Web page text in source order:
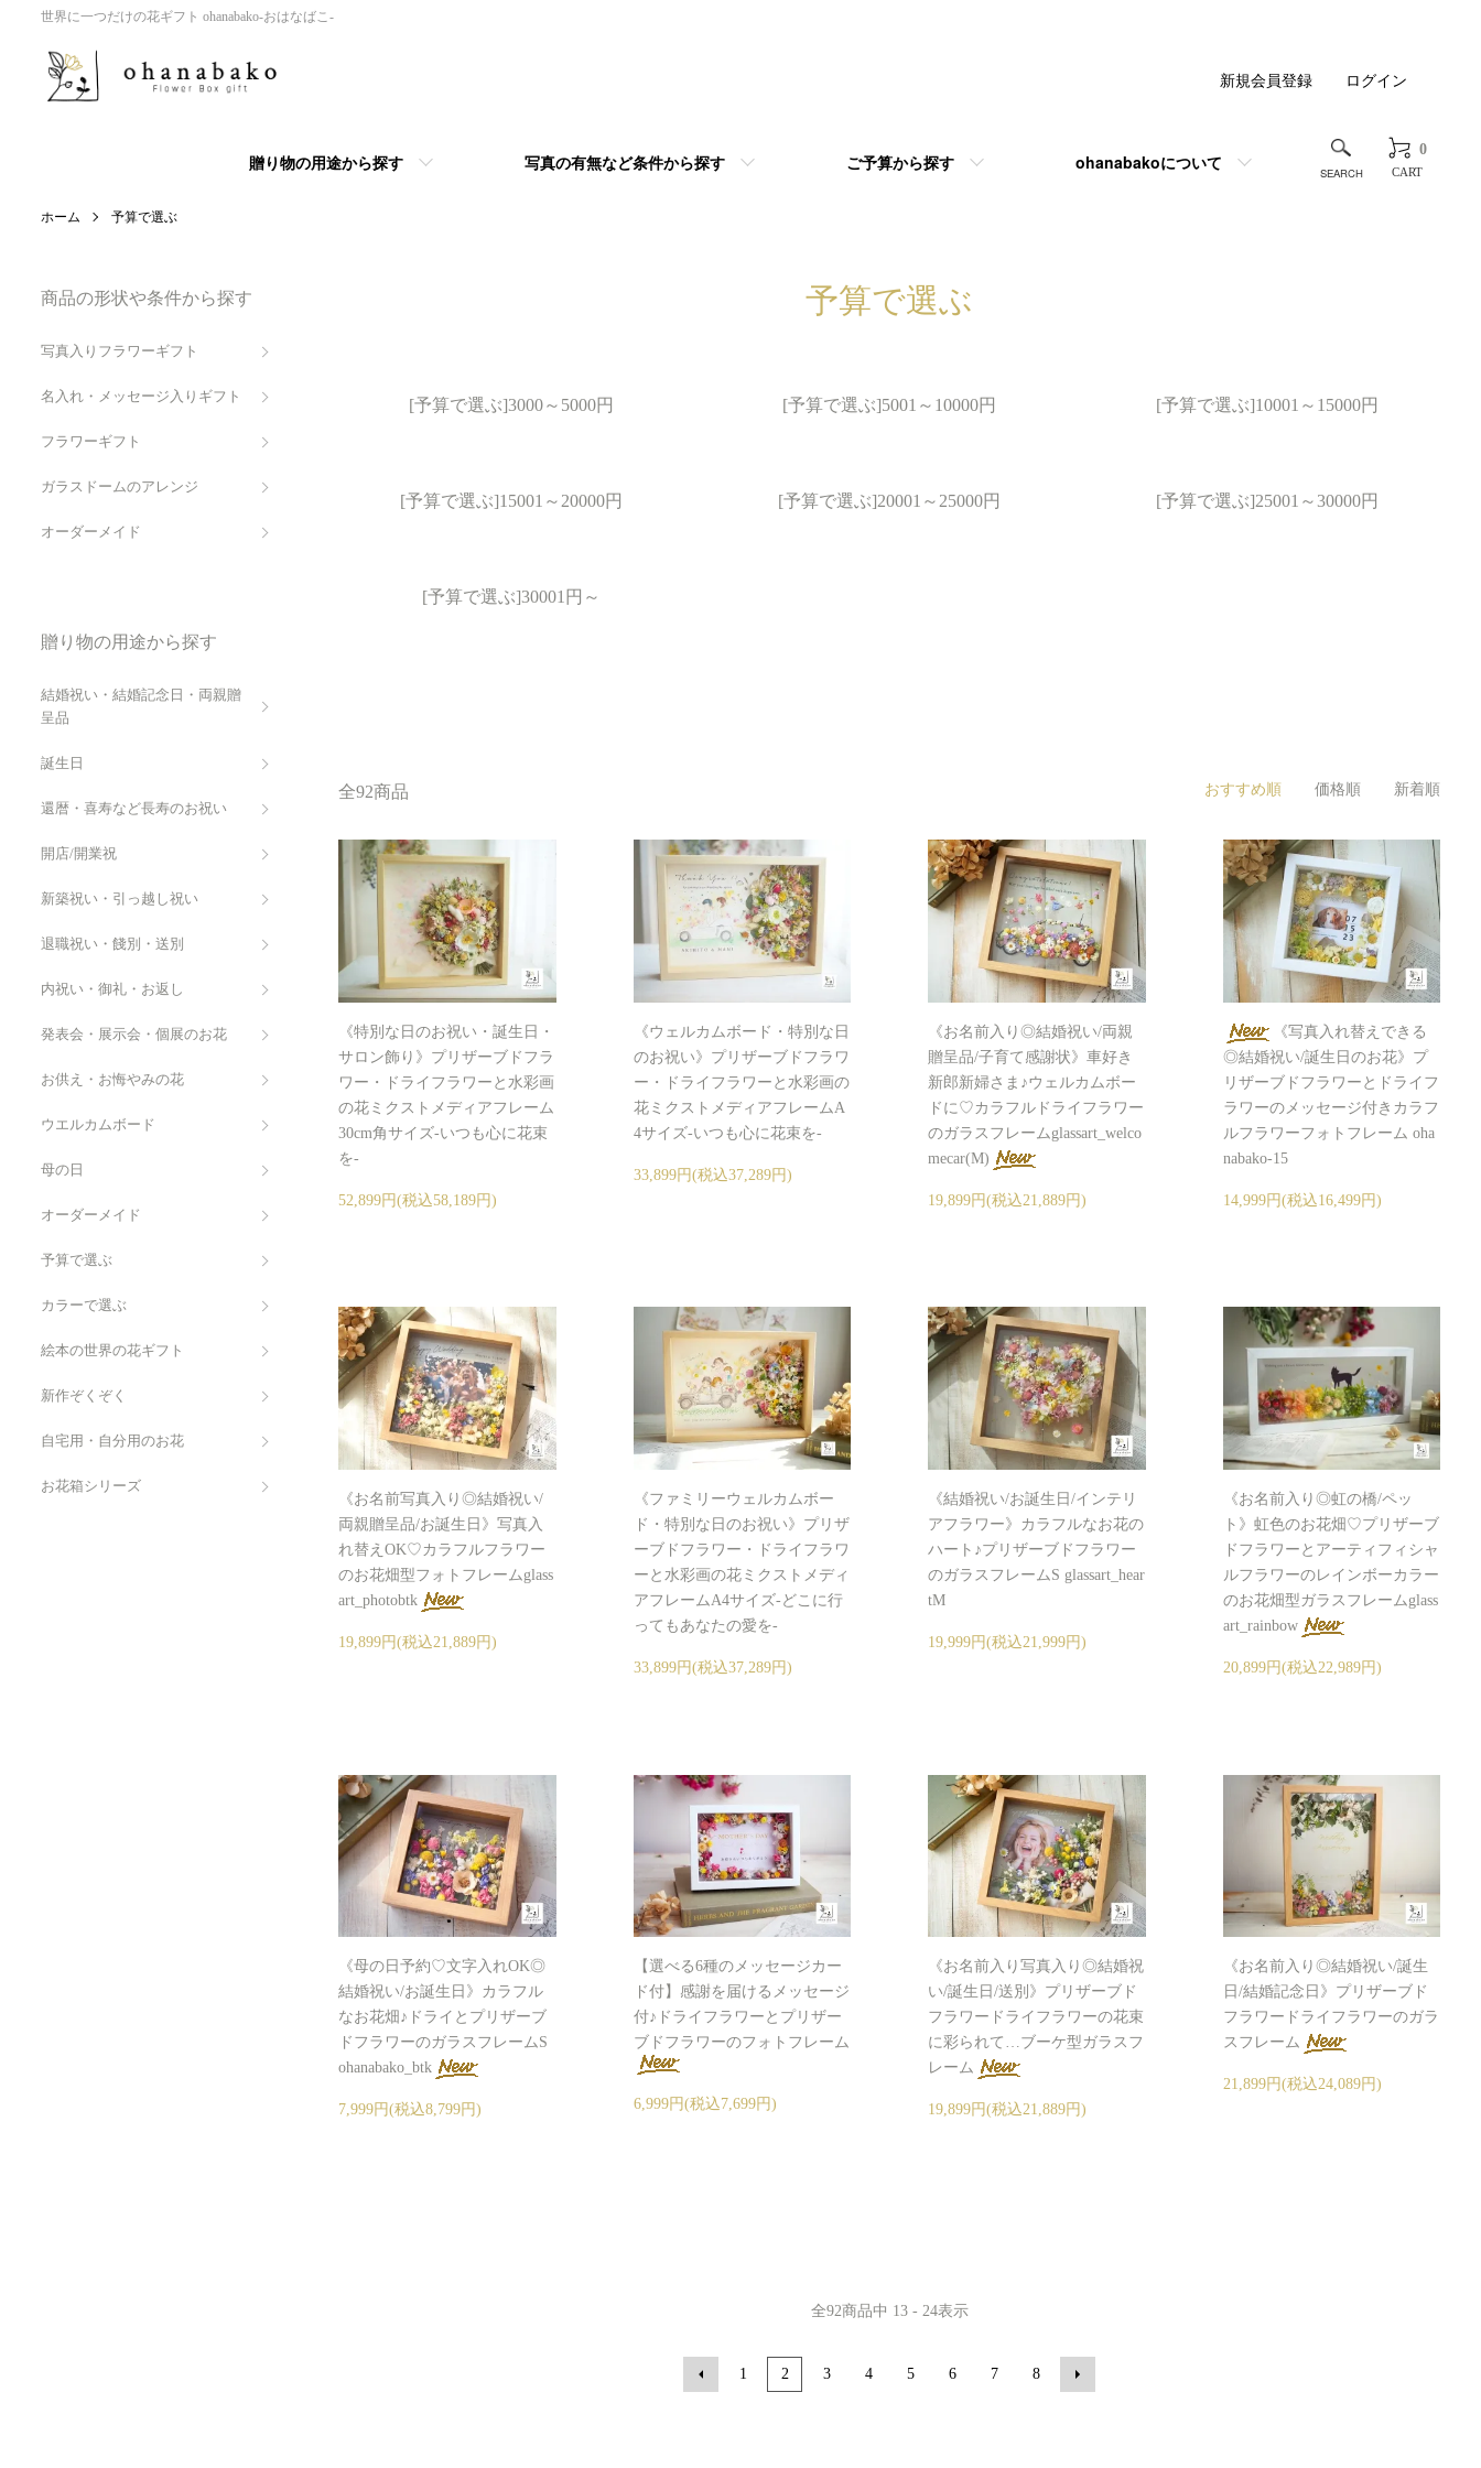
世界に一つだけの花ギフト ohanabako-おはなばこ-
0
CART
贈り物の用途から探す 写真の有無など条件から探す ご予算から探す ohanabakoについて
新規会員登録 ログイン
ホーム 予算で選ぶ
予算で選ぶ
[予算で選ぶ]3000～5000円 [予算で選ぶ]5001～10000円 [予算で選ぶ]10001～15000円
[予算で選ぶ]15001～20000円 [予算で選ぶ]20001～25000円 [予算で選ぶ]25001～30000円
[予算で選ぶ]30001円～
全92商品 おすすめ順 価格順 新着順
《特別な日のお祝い・誕生日・
サロン飾り》プリザーブドフラ
ワー・ドライフラワーと水彩画
の花ミクストメディアフレーム
30cm角サイズ-いつも心に花束
を-
52,899円(税込58,189円)
《ウェルカムボード・特別な日
のお祝い》プリザーブドフラワ
ー・ドライフラワーと水彩画の
花ミクストメディアフレームA
4サイズ-いつも心に花束を-
33,899円(税込37,289円)
《お名前入り◎結婚祝い/両親
贈呈品/子育て感謝状》車好き
新郎新婦さま♪ウェルカムボー
ドに♡カラフルドライフラワー
のガラスフレームglassart_welco
mecar(M)
19,899円(税込21,889円)
《写真入れ替えできる
◎結婚祝い/誕生日のお花》プ
リザーブドフラワーとドライフ
ラワーのメッセージ付きカラフ
ルフラワーフォトフレーム oha
nabako-15
14,999円(税込16,499円)
《お名前写真入り◎結婚祝い/
両親贈呈品/お誕生日》写真入
れ替えOK♡カラフルフラワー
のお花畑型フォトフレームglass
art_photobtk
19,899円(税込21,889円)
《ファミリーウェルカムボー
ド・特別な日のお祝い》プリザ
ーブドフラワー・ドライフラワ
ーと水彩画の花ミクストメディ
アフレームA4サイズ-どこに行
ってもあなたの愛を-
33,899円(税込37,289円)
《結婚祝い/お誕生日/インテリ
アフラワー》カラフルなお花の
ハート♪プリザーブドフラワー
のガラスフレームS glassart_hear
tM
19,999円(税込21,999円)
《お名前入り◎虹の橋/ペッ
ト》虹色のお花畑♡プリザーブ
ドフラワーとアーティフィシャ
ルフラワーのレインボーカラー
のお花畑型ガラスフレームglass
art_rainbow
20,899円(税込22,989円)
《母の日予約♡文字入れOK◎
結婚祝い/お誕生日》カラフル
なお花畑♪ドライとプリザーブ
ドフラワーのガラスフレームS
ohanabako_btk
7,999円(税込8,799円)
【選べる6種のメッセージカー
ド付】感謝を届けるメッセージ
付♪ドライフラワーとプリザー
ブドフラワーのフォトフレーム
6,999円(税込7,699円)
《お名前入り写真入り◎結婚祝
い/誕生日/送別》プリザーブド
フラワードライフラワーの花束
に彩られて…ブーケ型ガラスフ
レーム
19,899円(税込21,889円)
《お名前入り◎結婚祝い/誕生
日/結婚記念日》プリザーブド
フラワードライフラワーのガラ
スフレーム
21,899円(税込24,089円)
全92商品中 13 - 24表示
1 2 3 4 5 6 7 8
商品の形状や条件から探す
写真入りフラワーギフト
名入れ・メッセージ入りギフト
フラワーギフト
ガラスドームのアレンジ
オーダーメイド
贈り物の用途から探す
結婚祝い・結婚記念日・両親贈
呈品
誕生日
還暦・喜寿など長寿のお祝い
開店/開業祝
新築祝い・引っ越し祝い
退職祝い・餞別・送別
内祝い・御礼・お返し
発表会・展示会・個展のお花
お供え・お悔やみの花
ウエルカムボード
母の日
オーダーメイド
予算で選ぶ
カラーで選ぶ
絵本の世界の花ギフト
新作ぞくぞく
自宅用・自分用のお花
お花箱シリーズ